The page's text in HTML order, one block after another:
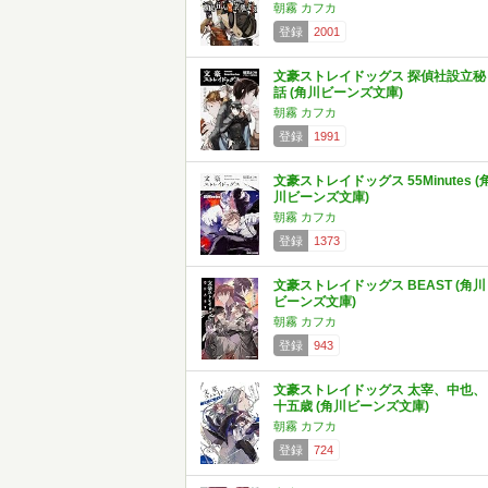
朝霧 カフカ
登録
2001
文豪ストレイドッグス 探偵社設立秘
話 (角川ビーンズ文庫)
朝霧 カフカ
登録
1991
文豪ストレイドッグス 55Minutes (
川ビーンズ文庫)
朝霧 カフカ
登録
1373
文豪ストレイドッグス BEAST (角川
ビーンズ文庫)
朝霧 カフカ
登録
943
文豪ストレイドッグス 太宰、中也、
十五歳 (角川ビーンズ文庫)
朝霧 カフカ
登録
724